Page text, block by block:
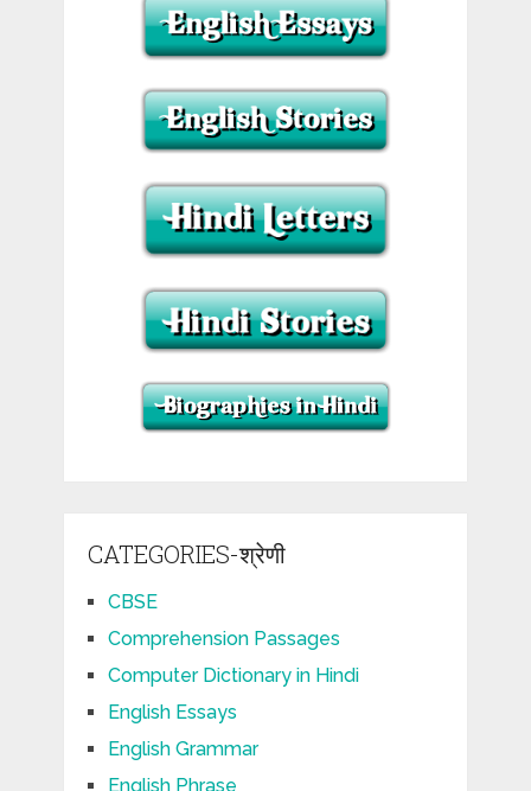
CATEGORIES-श्रेणी
CBSE
Comprehension Passages
Computer Dictionary in Hindi
English Essays
English Grammar
English Phrase